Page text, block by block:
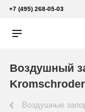
+7 (495) 268-05-03
Воздушный
Kromschroder
Воздушные